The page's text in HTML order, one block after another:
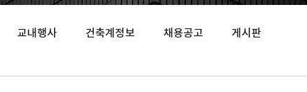
교내행사 건축계정보 채용공고 게시판